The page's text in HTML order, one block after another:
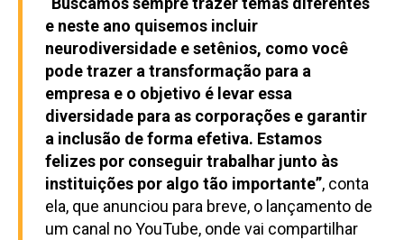
e neste ano quisemos incluir
neurodiversidade e setênios, como você
pode trazer a transformação para a
empresa e o objetivo é levar essa
diversidade para as corporações e garantir
a inclusão de forma efetiva. Estamos
felizes por conseguir trabalhar junto às
instituições por algo tão importante”, conta
ela, que anunciou para breve, o lançamento de
um canal no YouTube, onde vai compartilhar